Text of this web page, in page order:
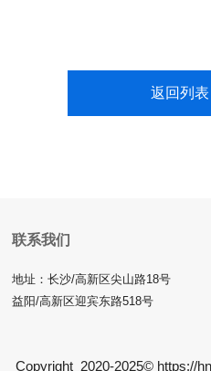
返回列表
联系我们
地址：长沙/高新区尖山路18号
益阳/高新区迎宾东路518号
Copyright 2020-2025© https://